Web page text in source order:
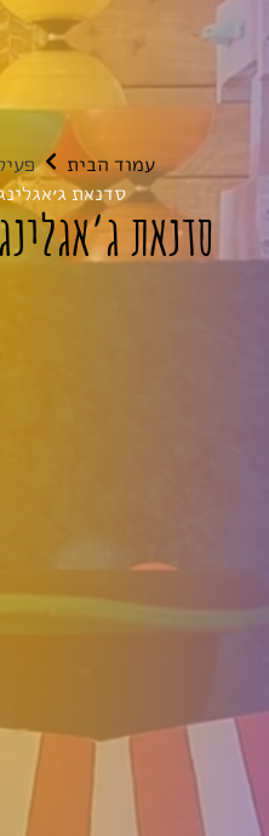
עמוד הבית
סדנאת
סדנאת